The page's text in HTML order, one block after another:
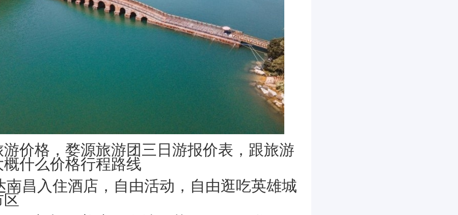
价格，婺源旅游团三日游报价表，跟旅游
什么价格行程路线
南昌入住酒店，自由活动，自由逛吃英雄城